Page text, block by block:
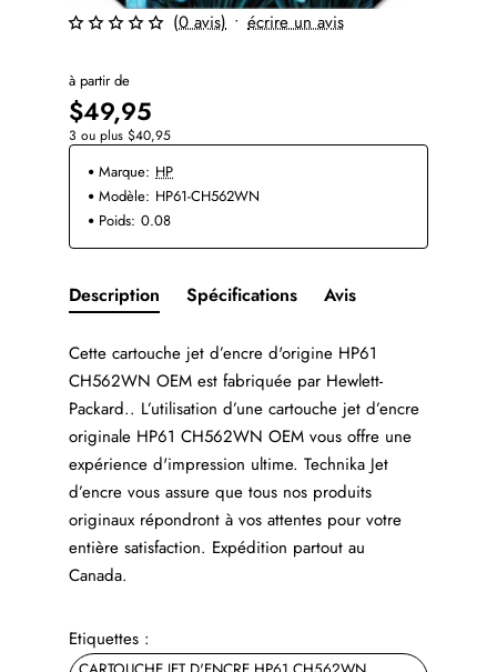
(0 avis) • écrire un avis
à partir de
$49,95
3 ou plus $40,95
Marque: HP
Modèle: HP61-CH562WN
Poids: 0.08
Description Spécifications Avis
Cette cartouche jet d’encre d'origine HP61
CH562WN OEM est fabriquée par Hewlett-
Packard.. L’utilisation d’une cartouche jet d’encre
originale HP61 CH562WN OEM vous offre une
expérience d'impression ultime. Technika Jet
d’encre vous assure que tous nos produits
originaux répondront à vos attentes pour votre
entière satisfaction. Expédition partout au
Canada.
Etiquettes :